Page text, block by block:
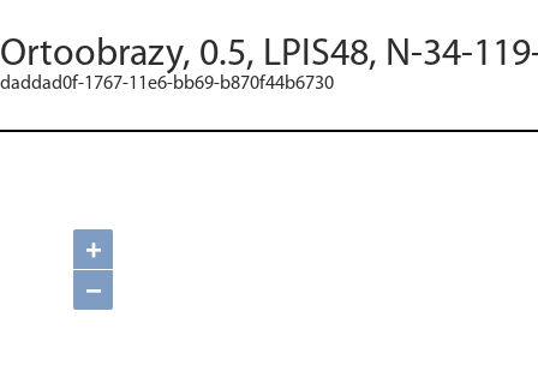
Ortoobrazy, 0.5, LPIS48, N-34-
daddad0f-1767-11e6-bb69-b870f44b6730
+
−